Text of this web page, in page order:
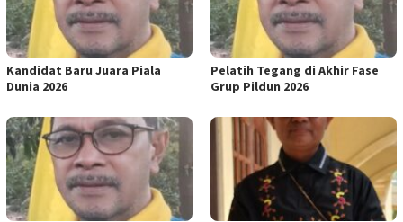
Kandidat Baru Juara Piala
Dunia 2026
Pelatih Tegang di Akhir Fase
Grup Pildun 2026